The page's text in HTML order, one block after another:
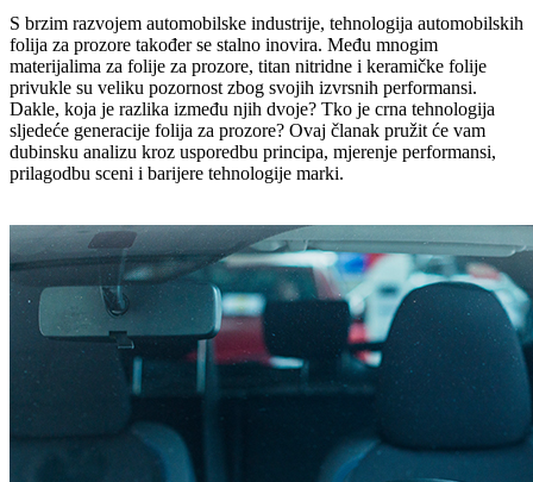
S brzim razvojem automobilske industrije, tehnologija automobilskih
folija za prozore također se stalno inovira. Među mnogim
materijalima za folije za prozore, titan nitridne i keramičke folije
privukle su veliku pozornost zbog svojih izvrsnih performansi.
Dakle, koja je razlika između njih dvoje? Tko je crna tehnologija
sljedeće generacije folija za prozore? Ovaj članak pružit će vam
dubinsku analizu kroz usporedbu principa, mjerenje performansi,
prilagodbu sceni i barijere tehnologije marki.